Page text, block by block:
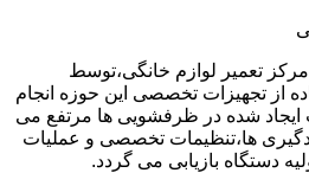
تعمیر لوازم خانگی،توسط
از تجهیزات تخصصی این حوزه انجام
ایجاد شده در ظرفشویی ها مرتفع می
ها،تنظیمات تخصصی و عملیات
دستگاه بازیابی می گردد.